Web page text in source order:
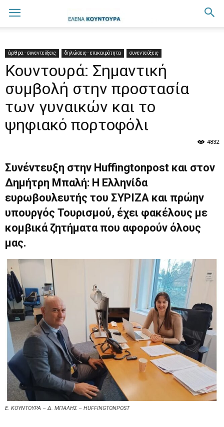
άρθρα - συνεντεύξεις δηλώσεις - επικαιρότητα συνεντεύξεις
Κουντουρά: Σημαντική
συμβολή στην προστασία
των γυναικών και το
ψηφιακό πορτοφόλι
4832
Συνέντευξη στην Huffingtonpost και στον
Δημήτρη Μπαλή: Η Ελληνίδα
ευρωβουλευτής του ΣΥΡΙΖΑ και πρώην
υπουργός Τουρισμού, έχει φακέλους με
κομβικά ζητήματα που αφορούν όλους
μας.
Ε. ΚΟΥΝΤΟΥΡΑ – Δ. ΜΠΑΛΗΣ – HUFFINGTONPOST